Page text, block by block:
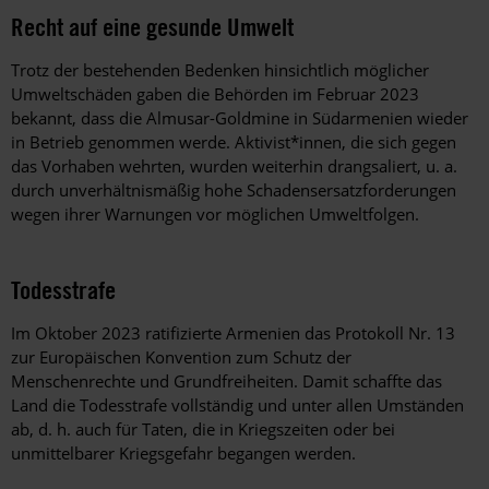
Recht auf eine gesunde Umwelt
Trotz der bestehenden Bedenken hinsichtlich möglicher
Umweltschäden gaben die Behörden im Februar 2023
bekannt, dass die Almusar-Goldmine in Südarmenien wieder
in Betrieb genommen werde. Aktivist*innen, die sich gegen
das Vorhaben wehrten, wurden weiterhin drangsaliert, u. a.
durch unverhältnismäßig hohe Schadensersatzforderungen
wegen ihrer Warnungen vor möglichen Umweltfolgen.
Todesstrafe
Im Oktober 2023 ratifizierte Armenien das Protokoll Nr. 13
zur Europäischen Konvention zum Schutz der
Menschenrechte und Grundfreiheiten. Damit schaffte das
Land die Todesstrafe vollständig und unter allen Umständen
ab, d. h. auch für Taten, die in Kriegszeiten oder bei
unmittelbarer Kriegsgefahr begangen werden.